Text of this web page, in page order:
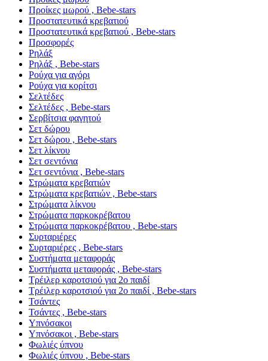
Προίκες μωρού , Bebe-stars
Προστατευτικά κρεβατιού
Προστατευτικά κρεβατιού , Bebe-stars
Προσφορές
Ρηλάξ
Ρηλάξ , Bebe-stars
Ρούχα για αγόρι
Ρούχα για κορίτσι
Σελτέδες
Σελτέδες , Bebe-stars
Σερβίτσια φαγητού
Σετ δώρου
Σετ δώρου , Bebe-stars
Σετ λίκνου
Σετ σεντόνια
Σετ σεντόνια , Bebe-stars
Στρώματα κρεβατιών
Στρώματα κρεβατιών , Bebe-stars
Στρώματα λίκνου
Στρώματα παρκοκρέβατου
Στρώματα παρκοκρέβατου , Bebe-stars
Συρταριέρες
Συρταριέρες , Bebe-stars
Συστήματα μεταφοράς
Συστήματα μεταφοράς , Bebe-stars
Τρέιλερ καροτσιού για 2ο παιδί
Τρέιλερ καροτσιού για 2ο παιδί , Bebe-stars
Τσάντες
Τσάντες , Bebe-stars
Υπνόσακοι
Υπνόσακοι , Bebe-stars
Φωλιές ύπνου
Φωλιές ύπνου , Bebe-stars